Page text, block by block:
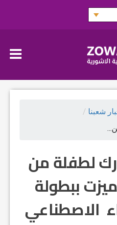
شعبنا /
لطفلة من
ببطولة
الاصطناعي